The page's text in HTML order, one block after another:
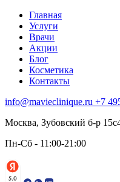
Главная
Услуги
Врачи
Акции
Блог
Косметика
Контакты
info@mavieclinique.ru +7
Москва, Зубовский б-р
Пн-Сб - 11:00-21:00